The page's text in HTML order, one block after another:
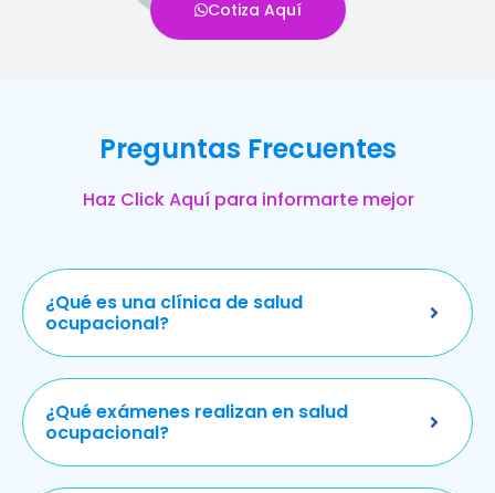
Cotiza Aquí
Preguntas Frecuentes
Haz Click Aquí para informarte mejor
¿Qué es una clínica de salud
ocupacional?
¿Qué exámenes realizan en salud
ocupacional?